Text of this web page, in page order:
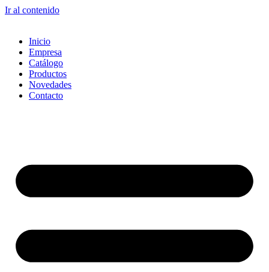
Ir al contenido
Inicio
Empresa
Catálogo
Productos
Novedades
Contacto